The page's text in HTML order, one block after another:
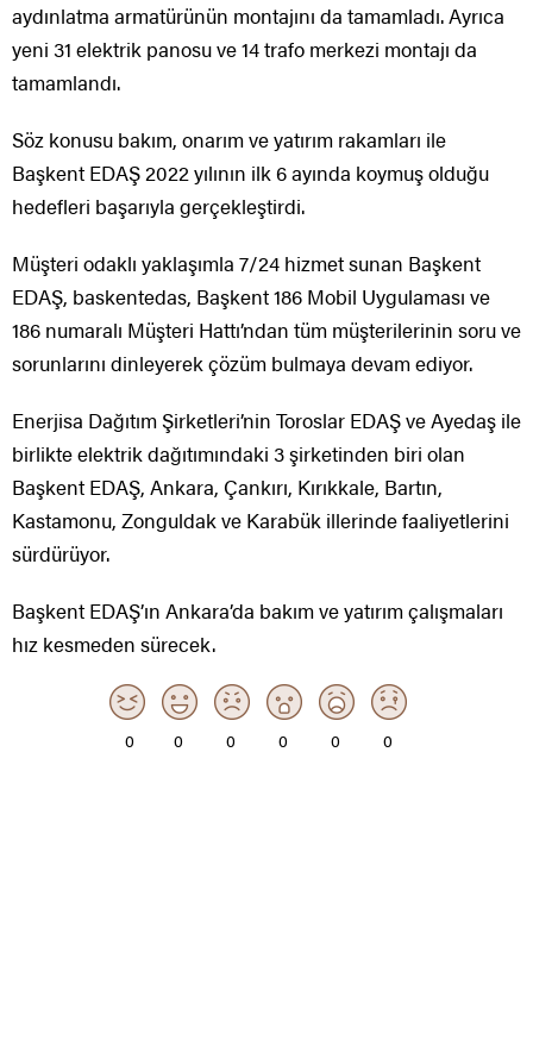
aydınlatma armatürünün montajını da tamamladı. Ayrıca
yeni 31 elektrik panosu ve 14 trafo merkezi montajı da
tamamlandı.
Söz konusu bakım, onarım ve yatırım rakamları ile
Başkent EDAŞ 2022 yılının ilk 6 ayında koymuş olduğu
hedefleri başarıyla gerçekleştirdi.
Müşteri odaklı yaklaşımla 7/24 hizmet sunan Başkent
EDAŞ, baskentedas, Başkent 186 Mobil Uygulaması ve
186 numaralı Müşteri Hattı’ndan tüm müşterilerinin soru ve
sorunlarını dinleyerek çözüm bulmaya devam ediyor.
Enerjisa Dağıtım Şirketleri’nin Toroslar EDAŞ ve Ayedaş ile
birlikte elektrik dağıtımındaki 3 şirketinden biri olan
Başkent EDAŞ, Ankara, Çankırı, Kırıkkale, Bartın,
Kastamonu, Zonguldak ve Karabük illerinde faaliyetlerini
sürdürüyor.
Başkent EDAŞ’ın Ankara’da bakım ve yatırım çalışmaları
hız kesmeden sürecek.
0 0 0 0 0 0